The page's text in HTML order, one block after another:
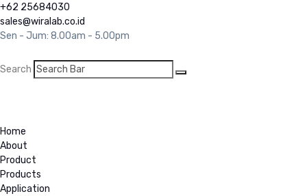
+62 25684030
sales@wiralab.co.id
Sen - Jum: 8.00am - 5.00pm
Search
Home
About
Product
Products
Application